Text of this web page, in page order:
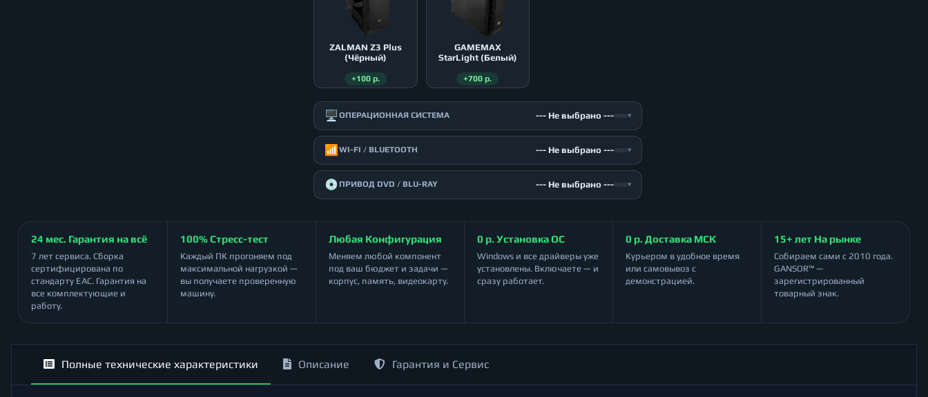
ZALMAN Z3 Plus
(Чёрный)
+100 р.
GAMEMAX
StarLight (Белый)
+700 р.
🖥️ ОПЕРАЦИОННАЯ СИСТЕМА --- Не выбрано --- ▾
📶 WI-FI / BLUETOOTH --- Не выбрано --- ▾
💿 ПРИВОД DVD / BLU-RAY --- Не выбрано --- ▾
24 мес. Гарантия на всё
7 лет сервиса. Сборка
сертифицирована по
стандарту ЕАС. Гарантия на
все комплектующие и
работу.
100% Стресс-тест
Каждый ПК прогоняем под
максимальной нагрузкой —
вы получаете проверенную
машину.
Любая Конфигурация
Меняем любой компонент
под ваш бюджет и задачи —
корпус, память, видеокарту.
0 р. Установка ОС
Windows и все драйверы уже
установлены. Включаете — и
сразу работает.
0 р. Доставка МСК
Курьером в удобное время
или самовывоз с
демонстрацией.
15+ лет На рынке
Собираем сами с 2010 года.
GANSOR™ —
зарегистрированный
товарный знак.
Полные технические характеристики Описание Гарантия и Сервис